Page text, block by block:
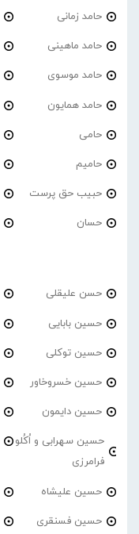
حامد زمانی
حامد ماهینی
حامد موسوی
حامد همایون
حامی
حامیم
حبیب حق پرست
حسان
حسن علیقلی
حسین بابایی
حسین توکلی
حسین خسروخاور
حسین دایمون
حسین سهرابی و اُکُلو
فرامرزی
حسین علیشاه
حسین فسنقری